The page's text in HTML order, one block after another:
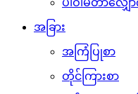
ပါဝါမီတာလျှ
အခြား
အကြံပြုစာ
တိုင်ကြားစာ